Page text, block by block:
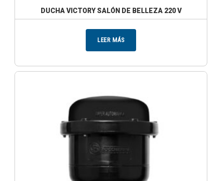
DUCHA VICTORY SALÓN DE BELLEZA 220 V
LEER MÁS